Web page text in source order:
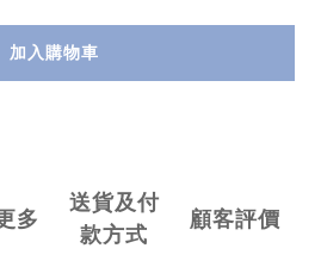
加入購物車
多
送貨及付
款方式
顧客評價